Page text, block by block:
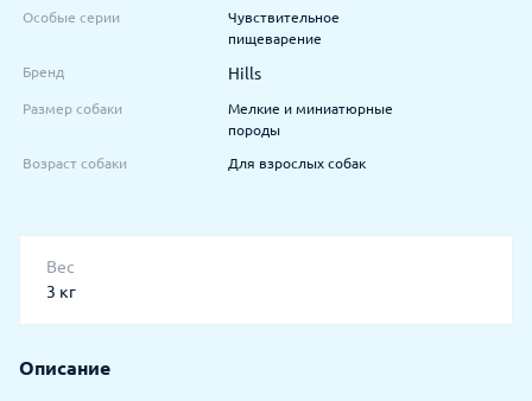
Особые серии
Чувствительное
пищеварение
Бренд Hills
Размер собаки
Мелкие и миниатюрные
породы
Возраст собаки Для взрослых собак
Вес
3 кг
Описание